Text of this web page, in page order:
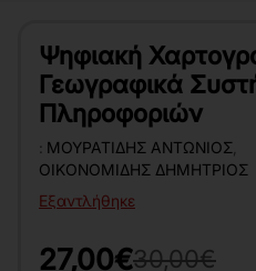
Ψηφιακή
Γεωγραφικά
Πληροφοριών
Εξαντλήθηκε
: ΜΟΥΡΑΤΊΔΗΣ ΑΝΤΏΝΙΟΣ
ΟΙΚΟΝΟΜΊΔΗΣ ΔΗΜΉΤΡΙΟΣ
27,00€30,00€